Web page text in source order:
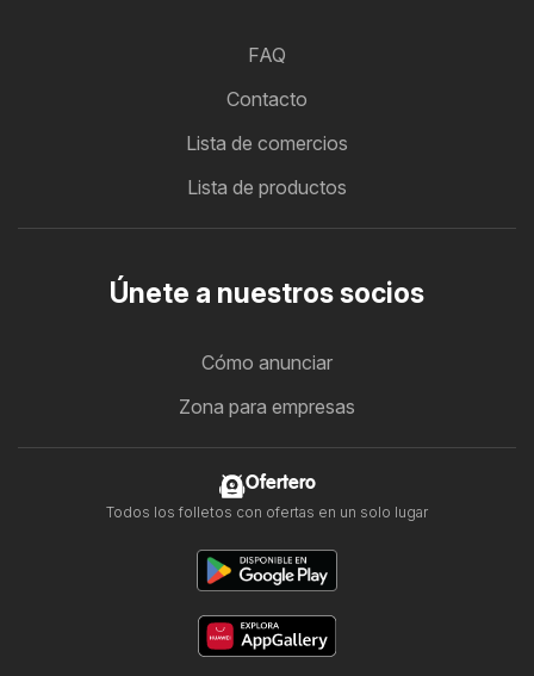
FAQ
Contacto
Lista de comercios
Lista de productos
Únete a nuestros socios
Cómo anunciar
Zona para empresas
Ofertero
Todos los folletos con ofertas en un solo lugar